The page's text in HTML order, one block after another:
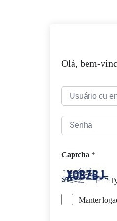
Olá, bem-
Captcha *
Manter